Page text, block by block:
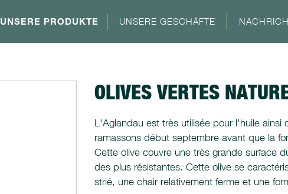
UNSERE PRODUKTE UNSERE GESCHÄFTE
OLIVES VERTES
L'Aglandau est très utilisée pour l'huile
ramassons début septembre avant que la
Cette olive couvre une très grande surface
des plus résistantes. Cette olive se
strié, une chair relativement ferme et une